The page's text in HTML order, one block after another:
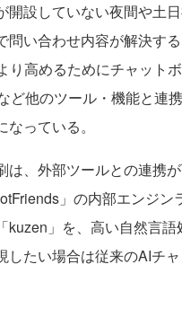
設していない夜間や土
問い合わせ内容が解決す
高めるためにチャット
他のツール・機能と連
っている。
、外部ツールとの連携
」の内部エンジ
」を、高い自然言
たい場合は従来のAIチャ